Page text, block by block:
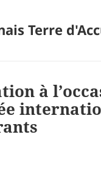
Terre
à